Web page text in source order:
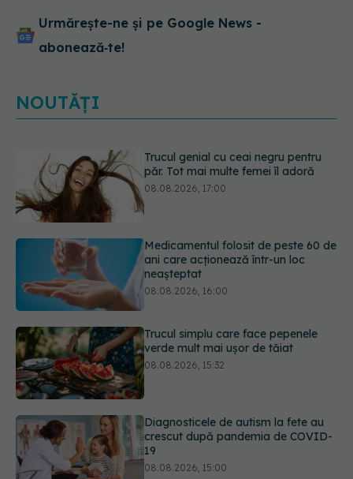
Urmărește-ne și pe Google News -
abonează‑te!
NOUTĂȚI
Medicamentul folosit de peste 60 de
ani care acționează într-un loc
neașteptat
Trucul simplu care face pepenele
verde mult mai ușor de tăiat
08.08.2026, 15:32
Diagnosticele de autism la fete au
crescut după pandemia de COVID-
19
Bacteria din intestin care a crescut
forța musculară cu 30%
08.08.2026, 14:00